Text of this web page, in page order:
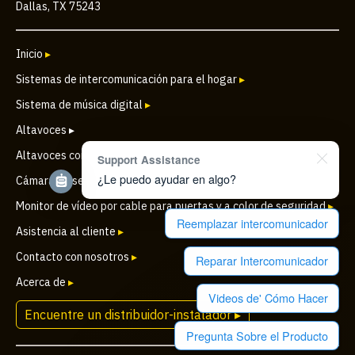
Dallas, TX 75243
Inicio ▸
Sistemas de intercomunicación para el hogar▸
Sistema de música digital ▸
Altavoces ▸
Altavoces comerciales▸
Cámara de seguridad IP inalámbrica para puertas
Monitor de vídeo por cable para puertas y a color de seguridad▸
Asistencia al cliente ▸
Contacto con nosotros ▸
Acerca de ▸
Encuentre un distribuidor-instalador ▸
Support Assistance
¿Le puedo ayudar en algo?
Reemplazar intercomunicador
Reparar Intercomunicador
Videos de' Cómo Hacer
Pregunta Sobre el Producto